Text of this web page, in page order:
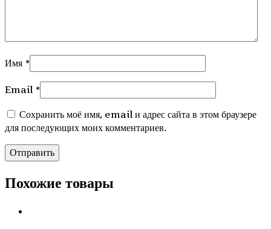
Имя *
Email*
Сохранить моё имя, email и адрес сайта в этом браузере
для последующих моих комментариев.
Похожие товары